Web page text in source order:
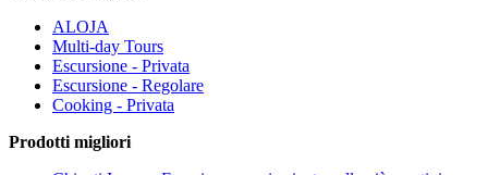
ALOJA
Multi-day Tours
Escursione - Privata
Escursione - Regolare
Cooking - Privata
Prodotti migliori